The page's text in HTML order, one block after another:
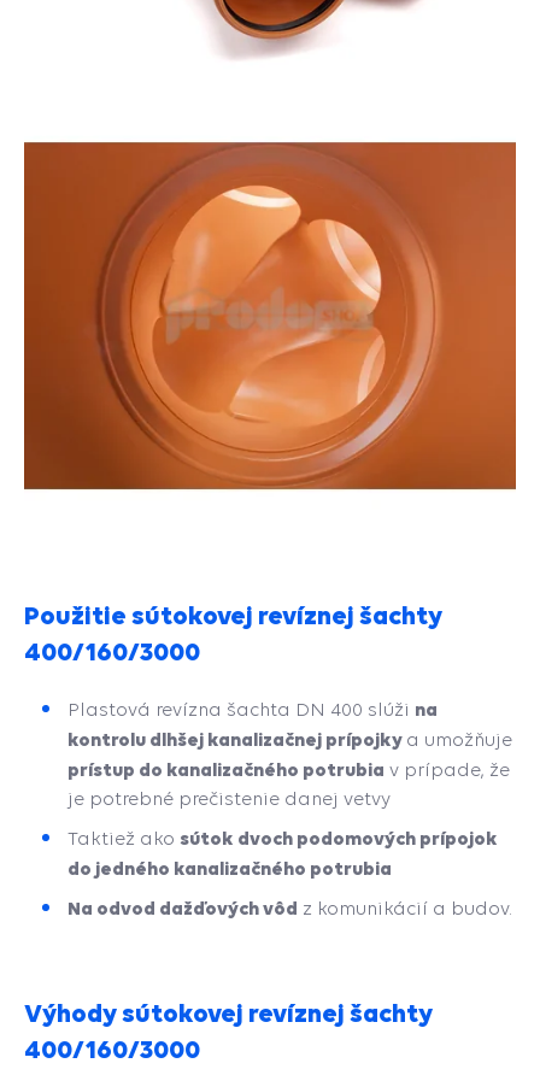
Použitie sútokovej revíznej šachty
400/160/3000
Plastová revízna šachta DN 400 slúži na
kontrolu dlhšej kanalizačnej prípojky a umožňuje
prístup do kanalizačného potrubia v prípade, že
je potrebné prečistenie danej vetvy
Taktiež ako sútok dvoch podomových prípojok
do jedného kanalizačného potrubia
Na odvod dažďových vôd z komunikácií a budov.
Výhody sútokovej revíznej šachty
400/160/3000